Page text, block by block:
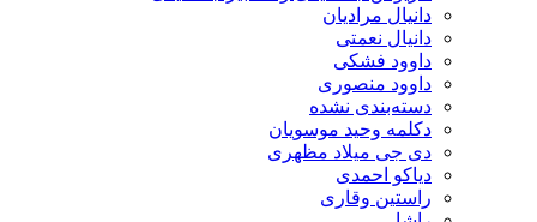
دانیال مرادیان
دانیال نعمتی
داوود فشکی
داوود منصوری
دسته‌بندی نشده
دکلمه وحید موسویان
دی جی میلاد مظهری
دیاکو احمدی
راستین وقاری